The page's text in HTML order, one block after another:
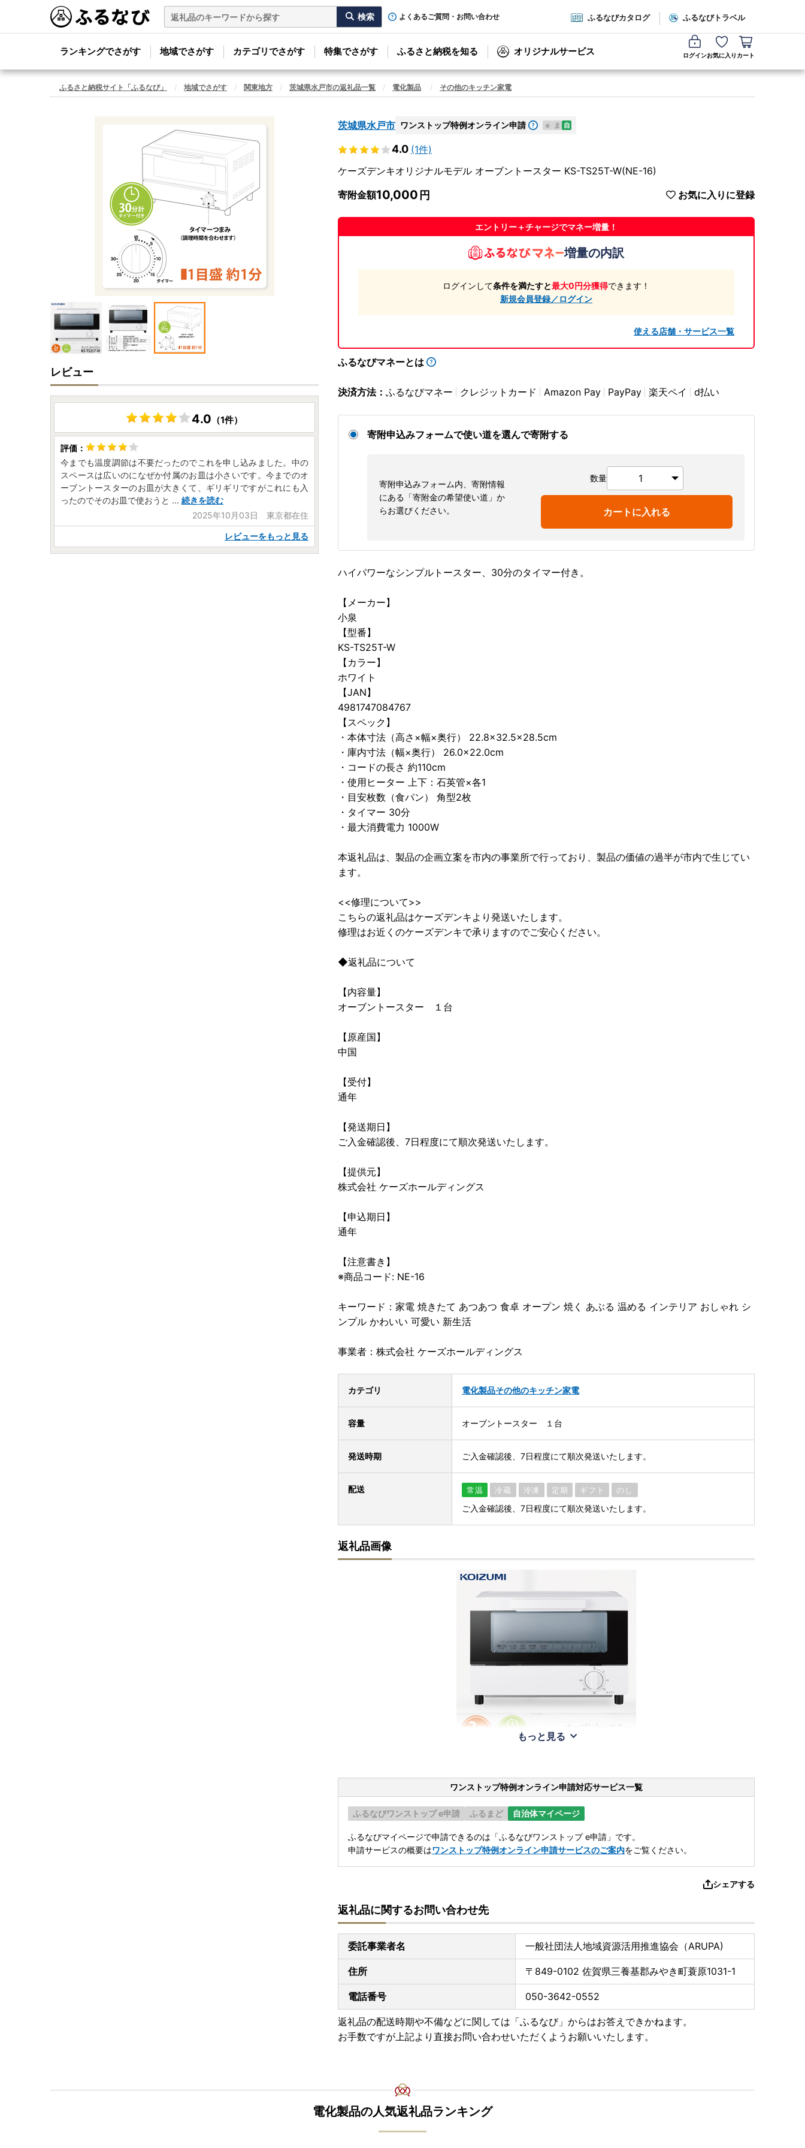
よくあるご質問・お問い合わせ ふるなびカタログ ふるなびトラベル
ランキングでさがす 地域でさがす カテゴリでさがす 特集でさがす ふるさと納税を知る オリジナルサービス ログインお気に入り カート
ふるさと納税サイト「ふるなび」 地域でさがす 関東地方 茨城県水戸市の返礼品一覧 電化製品 その他のキッチン家電
茨城県水戸市 ワンストップ特例オンライン申請 e ま 自
4.0 (1件)
ケーズデンキオリジナルモデル オーブントースター KS-TS25T-W(NE-16)
寄附金額10,000 お気に入りに登録
エントリー＋チャージでマネー増量！
増量の内訳
ログインして条件を満たすと最大0円分獲得できます！
新規会員登録／ログイン
使える店舗・サービス一覧
ふるなびマネーとは
決済方法： ふるなびマネー クレジットカード Amazon Pay PayPay 楽天ペイ d払い
寄附申込みフォームで使い道を選んで寄附する
寄附申込みフォーム内、寄附情報
にある「寄附金の希望使い道」か
らお選びください。
数量
カートに入れる
ハイパワーなシンプルトースター、30分のタイマー付き。
【メーカー】
小泉
【型番】
KS-TS25T-W
【カラー】
ホワイト
【JAN】
4981747084767
【スペック】
・本体寸法（高さ×幅×奥行） 22.8×32.5×28.5cm
・庫内寸法（幅×奥行） 26.0×22.0cm
・コードの長さ 約110cm
・使用ヒーター 上下：石英管×各1
・目安枚数（食パン） 角型2枚
・タイマー 30分
・最大消費電力 1000W
本返礼品は、製品の企画立案を市内の事業所で行っており、製品の価値の過半が市内で生じてい
ます。
<<修理について>>
こちらの返礼品はケーズデンキより発送いたします。
修理はお近くのケーズデンキで承りますのでご安心ください。
◆返礼品について
【内容量】
オーブントースター １台
【原産国】
中国
【受付】
通年
【発送期日】
ご入金確認後、7日程度にて順次発送いたします。
【提供元】
株式会社 ケーズホールディングス
【申込期日】
通年
【注意書き】
※商品コード: NE-16
キーワード：家電 焼きたて あつあつ 食卓 オープン 焼く あぶる 温める インテリア おしゃれ シ
ンプル かわいい 可愛い 新生活
事業者：株式会社 ケーズホールディングス
カテゴリ 電化製品その他のキッチン家電
容量 オーブントースター １台
発送時期 ご入金確認後、7日程度にて順次発送いたします。
配送 常温 冷蔵 冷凍 定期 ギフト のし
ご入金確認後、7日程度にて順次発送いたします。
返礼品画像
もっと見る
ワンストップ特例オンライン申請対応サービス一覧
ふるなびワンストップ e申請 ふるまど 自治体マイページ
ふるなびマイページで申請できるのは「ふるなびワンストップ e申請」です。
申請サービスの概要はワンストップ特例オンライン申請サービスのご案内をご覧ください。
シェアする
返礼品に関するお問い合わせ先
委託事業者名 一般社団法人地域資源活用推進協会（ARUPA)
住所 〒849-0102 佐賀県三養基郡みやき町蓑原1031-1
電話番号 050-3642-0552
返礼品の配送時期や不備などに関しては「ふるなび」からはお答えできかねます。
お手数ですが上記より直接お問い合わせいただくようお願いいたします。
レビュー
4.0 （1件）
今までも温度調節は不要だったのでこれを申し込みました。中の
スペースは広いのになぜか付属のお皿は小さいです。今までのオ
ーブントースターのお皿が大きくて、ギリギリですがこれにも入
ったのでそのお皿で使おうと ... 続きを読む
2025年10月03日 東京都在住
レビューをもっと見る
電化製品の人気返礼品ランキング